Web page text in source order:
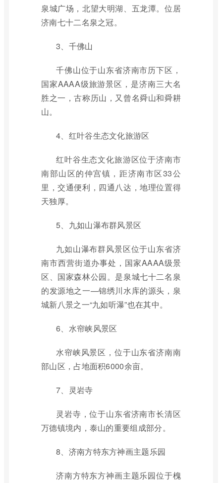
泉城广场，北望大明湖、五龙潭。位居
济南七十二名泉之冠。
3、千佛山
千佛山位于山东省济南市历下区，
国家AAAA级旅游景区，是济南三大名
胜之一，古称历山，又曾名舜山和舜耕
山。
4、红叶谷生态文化旅游区
红叶谷生态文化旅游区位于济南市
南部山区的仲宫镇，距济南市区33公
里，交通便利，四通八达，地理位置得
天独厚。
5、九如山瀑布群风景区
九如山瀑布群风景区位于山东省济
南市西营街道办事处，国家AAAA级景
区、国家森林公园。是泉城七十二名泉
的发源地之一—锦绣川水库的源头，泉
城新八景之一“九如听瀑”也在其中。
6、水帘峡风景区
水帘峡风景区，位于山东省济南南
部山区，占地面积6000余亩。
7、灵岩寺
灵岩寺，位于山东省济南市长清区
万德镇境内，泰山的重要组成部分。
8、济南方特东方神画主题乐园
济南方特东方神画主题乐园位于槐